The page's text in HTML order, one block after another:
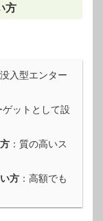
方
没入型エンター
ットとして設
：質の高いス
方 ：高額でも